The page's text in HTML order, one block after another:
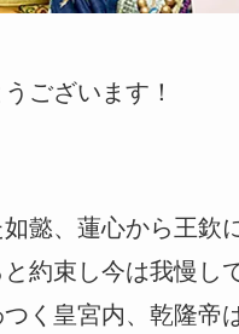
ございます！
懿、蓮心から王欽
約束し今は我慢し
く皇宮内、乾隆帝